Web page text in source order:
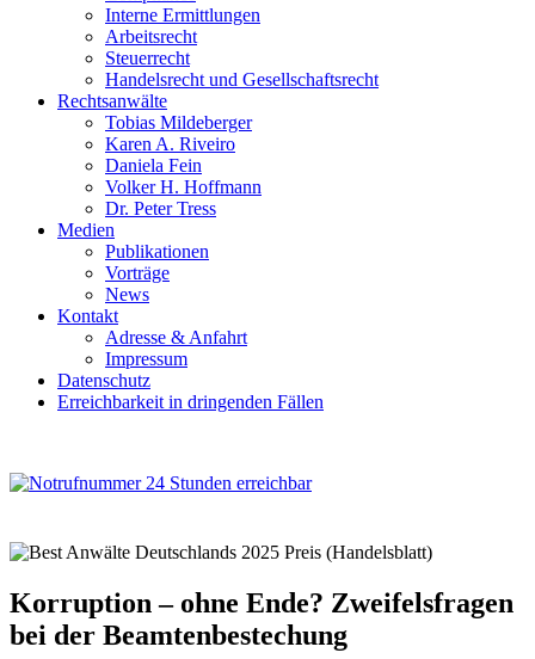
Interne Ermittlungen
Arbeitsrecht
Steuerrecht
Handelsrecht und Gesellschaftsrecht
Rechtsanwälte
Tobias Mildeberger
Karen A. Riveiro
Daniela Fein
Volker H. Hoffmann
Dr. Peter Tress
Medien
Publikationen
Vorträge
News
Kontakt
Adresse & Anfahrt
Impressum
Datenschutz
Erreichbarkeit in dringenden Fällen
Korruption – ohne Ende? Zweifelsfragen
bei der Beamtenbestechung